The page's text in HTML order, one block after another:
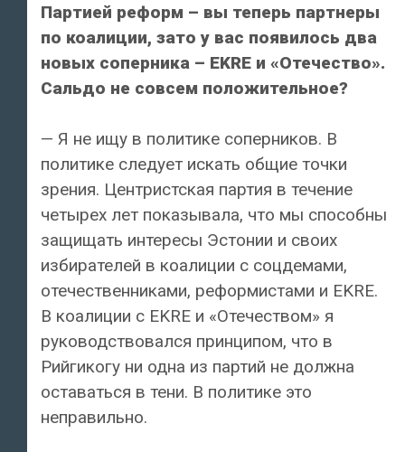
Партией реформ – вы теперь партнеры
по коалиции, зато у вас появилось два
новых соперника – EKRE и «Отечество».
Сальдо не совсем положительное?
— Я не ищу в политике соперников. В
политике следует искать общие точки
зрения. Центристская партия в течение
четырех лет показывала, что мы способны
защищать интересы Эстонии и своих
избирателей в коалиции с соцдемами,
отечественниками, реформистами и EKRE.
В коалиции с EKRE и «Отечеством» я
руководствовался принципом, что в
Рийгикогу ни одна из партий не должна
оставаться в тени. В политике это
неправильно.